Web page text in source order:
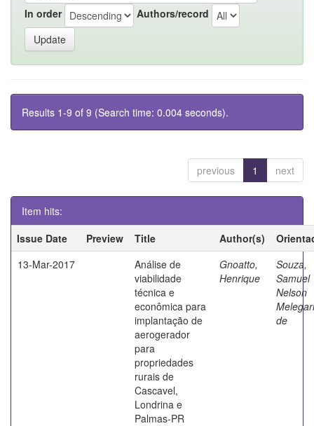
In order Authors/record
Results 1-9 of 9 (Search time: 0.004 seconds).
previous 1 next
Item hits:
Issue Date
Preview Title Author(s)
13-Mar-2017
Análise de
viabilidade
técnica e
econômica para
implantação de
aerogerador
para
propriedades
rurais de
Cascavel,
Londrina e
Palmas-PR
Gnoatto,
Henrique
Souza,
Samuel
Nelson
Melegari
de